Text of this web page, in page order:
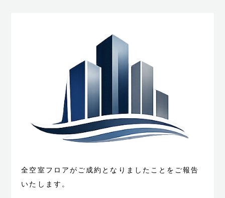
全空室フロアがご成約となりましたことをご報告
いたします。
※お気軽にご連絡ください